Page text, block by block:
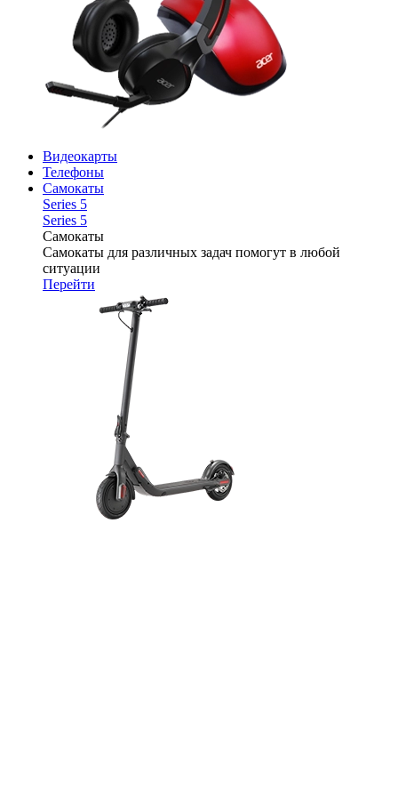
Видеокарты
Телефоны
Самокаты
Series 5
Series 5
Самокаты
Самокаты для различных задач помогут в любой
ситуации
Перейти